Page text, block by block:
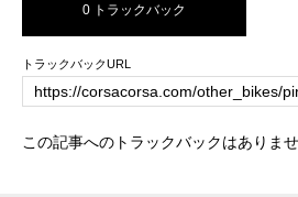
0 トラックバック
トラックバックURL
この記事へのトラックバックはありませ